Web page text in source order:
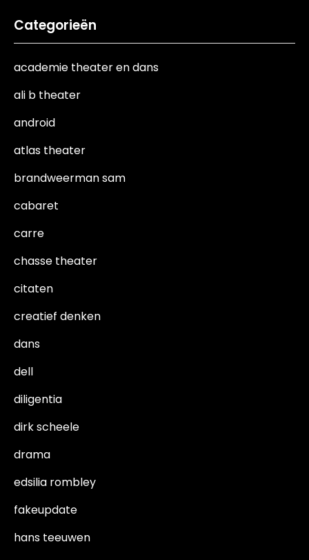
Categorieën
academie theater en dans
ali b theater
android
atlas theater
brandweerman sam
cabaret
carre
chasse theater
citaten
creatief denken
dans
dell
diligentia
dirk scheele
drama
edsilia rombley
fakeupdate
hans teeuwen